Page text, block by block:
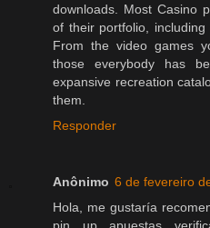
downloads. Most Casino
of their portfolio,
From the video games
those everybody has
expansive recreation
them.
Responder
Anônimo 6 de fevereiro
Hola, me gustaría
pin up apuestas